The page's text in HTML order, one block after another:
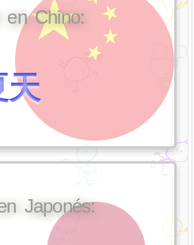
en Chino:
天
Japonés: